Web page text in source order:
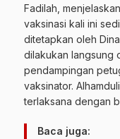
Fadilah,
vaksinasi kali ini
ditetapkan oleh
dilakukan langsung
pendampingan
vaksinator.
terlaksana dengan
Baca juga: